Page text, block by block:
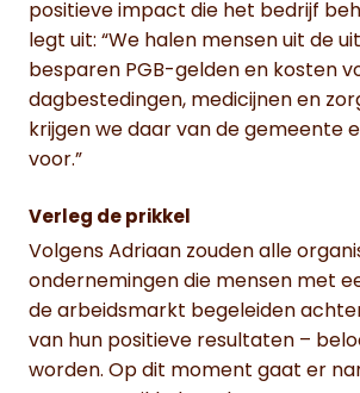
positieve impact die het bedrijf
legt uit: “We halen mensen uit de
besparen PGB-gelden en kosten
dagbestedingen, medicijnen en
krijgen we daar van de gemeente
voor.”
Verleg de prikkel
Volgens Adriaan zouden alle
ondernemingen die mensen met
de arbeidsmarkt begeleiden
van hun positieve resultaten –
worden. Op dit moment gaat er